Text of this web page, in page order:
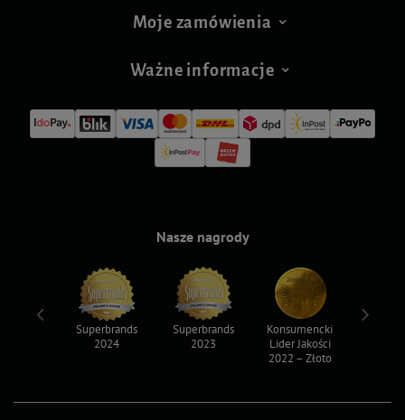
Moje zamówienia
Ważne informacje
Nasze nagrody
Superbrands
2024
Superbrands
2023
Konsumencki
Lider Jakości
2022 – Złoto